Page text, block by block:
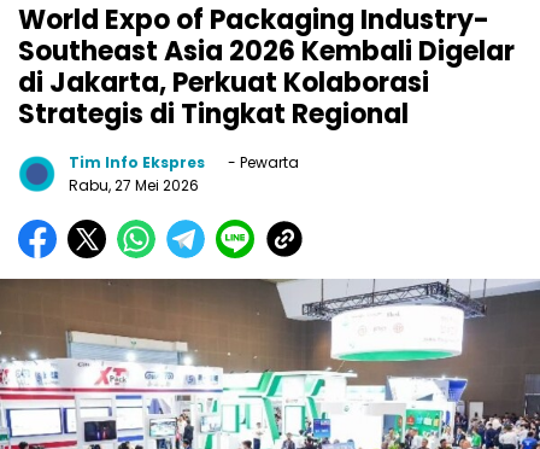
World Expo of Packaging Industry-
Southeast Asia 2026 Kembali Digelar
di Jakarta, Perkuat Kolaborasi
Strategis di Tingkat Regional
Tim Info Ekspres
- Pewarta
Rabu, 27 Mei 2026